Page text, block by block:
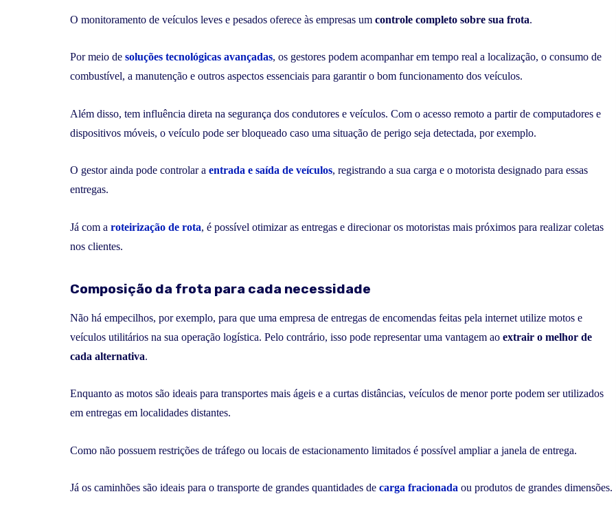
O monitoramento de veículos leves e pesados oferece às empresas um controle completo sobre sua frota.
Por meio de soluções tecnológicas avançadas, os gestores podem acompanhar em tempo real a localização, o consumo de
combustível, a manutenção e outros aspectos essenciais para garantir o bom funcionamento dos veículos.
Além disso, tem influência direta na segurança dos condutores e veículos. Com o acesso remoto a partir de computadores e
dispositivos móveis, o veículo pode ser bloqueado caso uma situação de perigo seja detectada, por exemplo.
O gestor ainda pode controlar a entrada e saída de veículos, registrando a sua carga e o motorista designado para essas
entregas.
Já com a roteirização de rota, é possível otimizar as entregas e direcionar os motoristas mais próximos para realizar coletas
nos clientes.
Composição da frota para cada necessidade
Não há empecilhos, por exemplo, para que uma empresa de entregas de encomendas feitas pela internet utilize motos e
veículos utilitários na sua operação logística. Pelo contrário, isso pode representar uma vantagem ao extrair o melhor de
cada alternativa.
Enquanto as motos são ideais para transportes mais ágeis e a curtas distâncias, veículos de menor porte podem ser utilizados
em entregas em localidades distantes.
Como não possuem restrições de tráfego ou locais de estacionamento limitados é possível ampliar a janela de entrega.
Já os caminhões são ideais para o transporte de grandes quantidades de carga fracionada ou produtos de grandes dimensões.